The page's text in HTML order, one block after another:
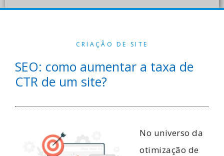
CRIAÇÃO DE SITE
SEO: como aumentar a taxa de
CTR de um site?
No universo da
otimização de